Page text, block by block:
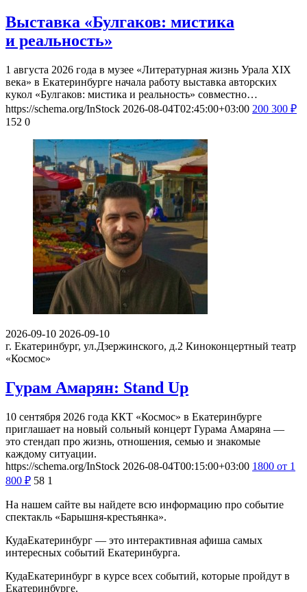
Выставка «Булгаков: мистика
и реальность»
1 августа 2026 года в музее «Литературная жизнь Урала XIX
века» в Екатеринбурге начала работу выставка авторских
кукол «Булгаков: мистика и реальность» совместно…
https://schema.org/InStock 2026-08-04T02:45:00+03:00 200 300 ₽
152 0
2026-09-10 2026-09-10
г. Екатеринбург, ул.Дзержинского, д.2 Киноконцертный театр
«Космос»
Гурам Амарян: Stand Up
10 сентября 2026 года ККТ «Космос» в Екатеринбурге
приглашает на новый сольный концерт Гурама Амаряна —
это стендап про жизнь, отношения, семью и знакомые
каждому ситуации.
https://schema.org/InStock 2026-08-04T00:15:00+03:00 1800 от 1
800 ₽ 58 1
На нашем сайте вы найдете всю информацию про событие
спектакль «Барышня-крестьянка».
КудаЕкатеринбург — это интерактивная афиша самых
интересных событий Екатеринбурга.
КудаЕкатеринбург в курсе всех событий, которые пройдут в
Екатеринбурге.